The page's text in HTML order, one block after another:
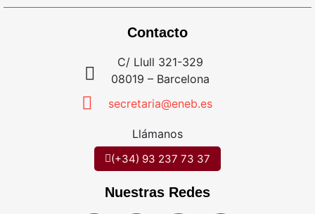
Contacto
C/ Llull 321-329
08019 – Barcelona
secretaria@eneb.es
Llámanos
(+34) 93 237 73 37
Nuestras Redes